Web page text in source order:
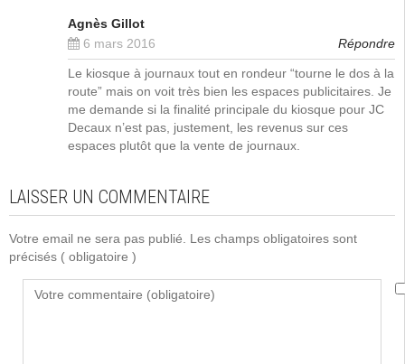
Agnès Gillot
6 mars 2016
Répondre
Le kiosque à journaux tout en rondeur “tourne le dos à la
route” mais on voit très bien les espaces publicitaires. Je
me demande si la finalité principale du kiosque pour JC
Decaux n’est pas, justement, les revenus sur ces
espaces plutôt que la vente de journaux.
LAISSER UN COMMENTAIRE
Votre email ne sera pas publié. Les champs obligatoires sont
précisés ( obligatoire )